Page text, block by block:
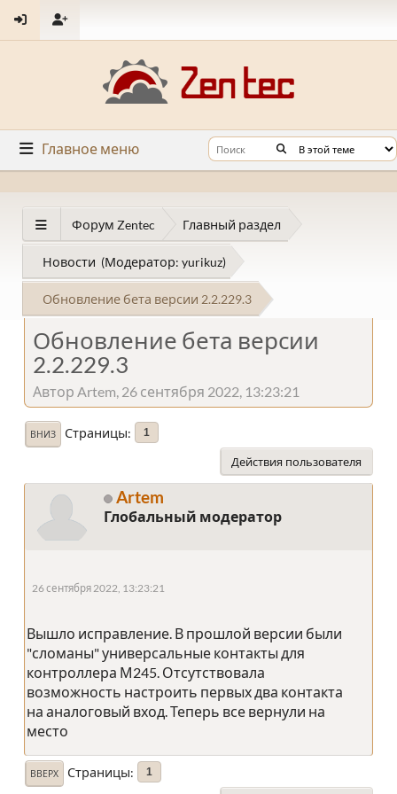
Главное меню
Форум Zentec Главный раздел
Новости (Модератор: yurikuz)
Обновление бета версии 2.2.229.3
Обновление бета версии
2.2.229.3
Автор Artem, 26 сентября 2022, 13:23:21
ВНИЗ Страницы 1
Действия пользователя
Artem
Глобальный модератор
26 сентября 2022, 13:23:21
Вышло исправление. В прошлой версии были
"сломаны" универсальные контакты для
контроллера М245. Отсутствовала
возможность настроить первых два контакта
на аналоговый вход. Теперь все вернули на
место
ВВЕРХ Страницы 1